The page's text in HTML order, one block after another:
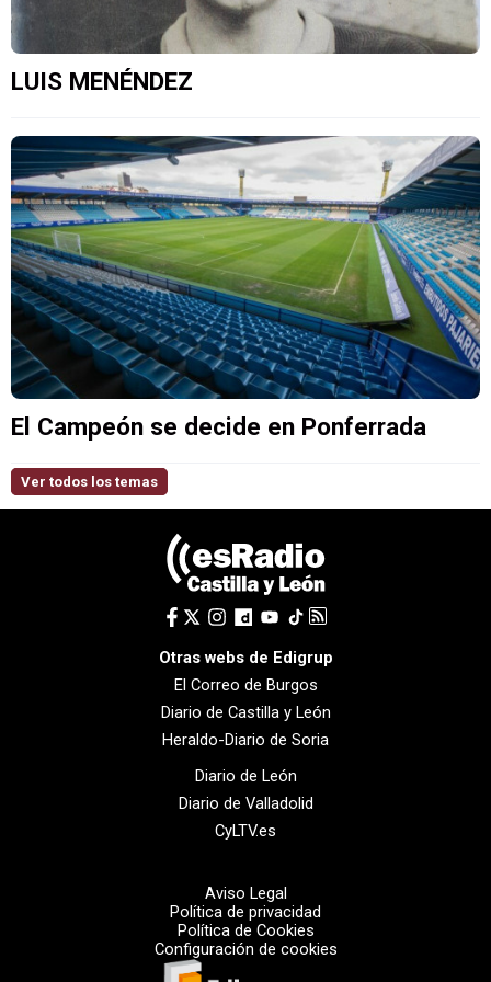
LUIS MENÉNDEZ
El Campeón se decide en Ponferrada
Ver todos los temas
Otras webs de Edigrup
El Correo de Burgos
Diario de Castilla y León
Heraldo-Diario de Soria
Diario de León
Diario de Valladolid
CyLTV.es
Aviso Legal
Política de privacidad
Política de Cookies
Configuración de cookies